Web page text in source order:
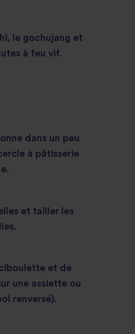
le gochujang et
à feu vif.
dans un peu
à pâtisserie
et tailler les
et de
une assiette ou
renversé).